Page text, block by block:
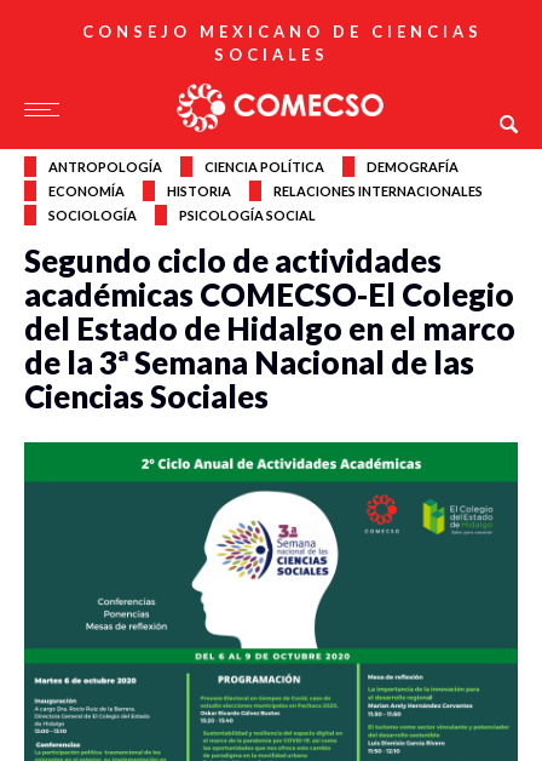
CONSEJO MEXICANO DE CIENCIAS
SOCIALES
ANTROPOLOGÍA CIENCIA POLÍTICA
DEMOGRAFÍA
ECONOMÍA
HISTORIA
RELACIONES INTERNACIONALES
SOCIOLOGÍA
PSICOLOGÍA SOCIAL
Segundo ciclo de actividades
académicas COMECSO-El Colegio
del Estado de Hidalgo en el marco
de la 3ª Semana Nacional de las
Ciencias Sociales